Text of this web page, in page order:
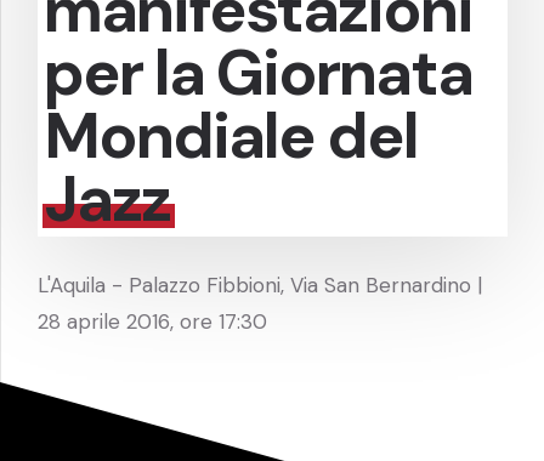
per la Giornata
Mondiale del
Jazz
L'Aquila - Palazzo Fibbioni, Via San Bernardino |
28 aprile 2016, ore 17:30